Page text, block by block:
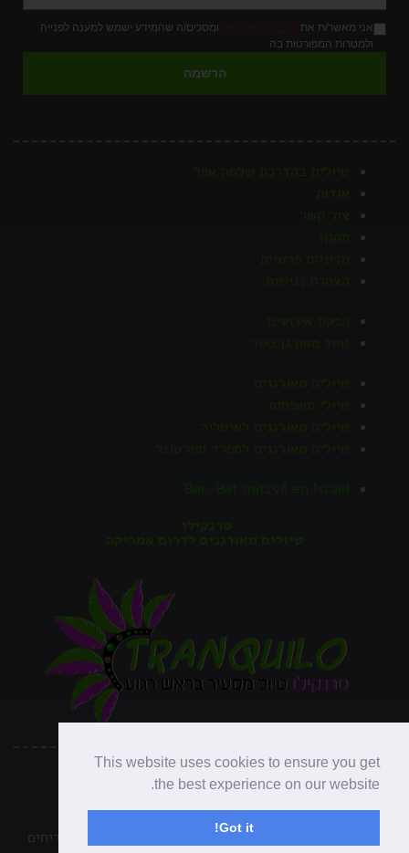
This website uses cookies to ensure you get
the best experience on our website.
Got it!
אני מאשר/ת את מדיניות הפרטיות ומסכים/ה שהמידע ישמש למענה לפנייה
ולמטרות המפורטות בה
הרשמה
כל הזכויות שמורות לנופש ופנאי ©
נבנה על ידי אשכול מדיה –חברה לבניית אתרים
פירוק אסבסט
אריחים